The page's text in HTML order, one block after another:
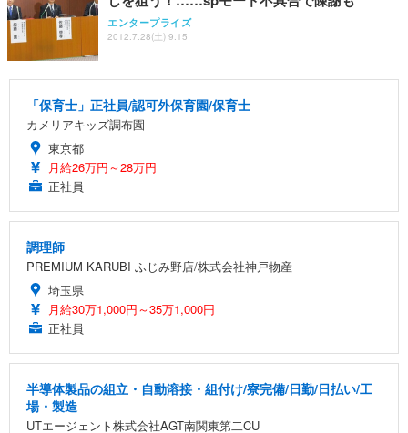
エンタープライズ
2012.7.28(土) 9:15
「保育士」正社員/認可外保育園/保育士
カメリアキッズ調布園
東京都
月給26万円～28万円
正社員
調理師
PREMIUM KARUBI ふじみ野店/株式会社神戸物産
埼玉県
月給30万1,000円～35万1,000円
正社員
半導体製品の組立・自動溶接・組付け/寮完備/日勤/日払い/工
場・製造
UTエージェント株式会社AGT南関東第二CU